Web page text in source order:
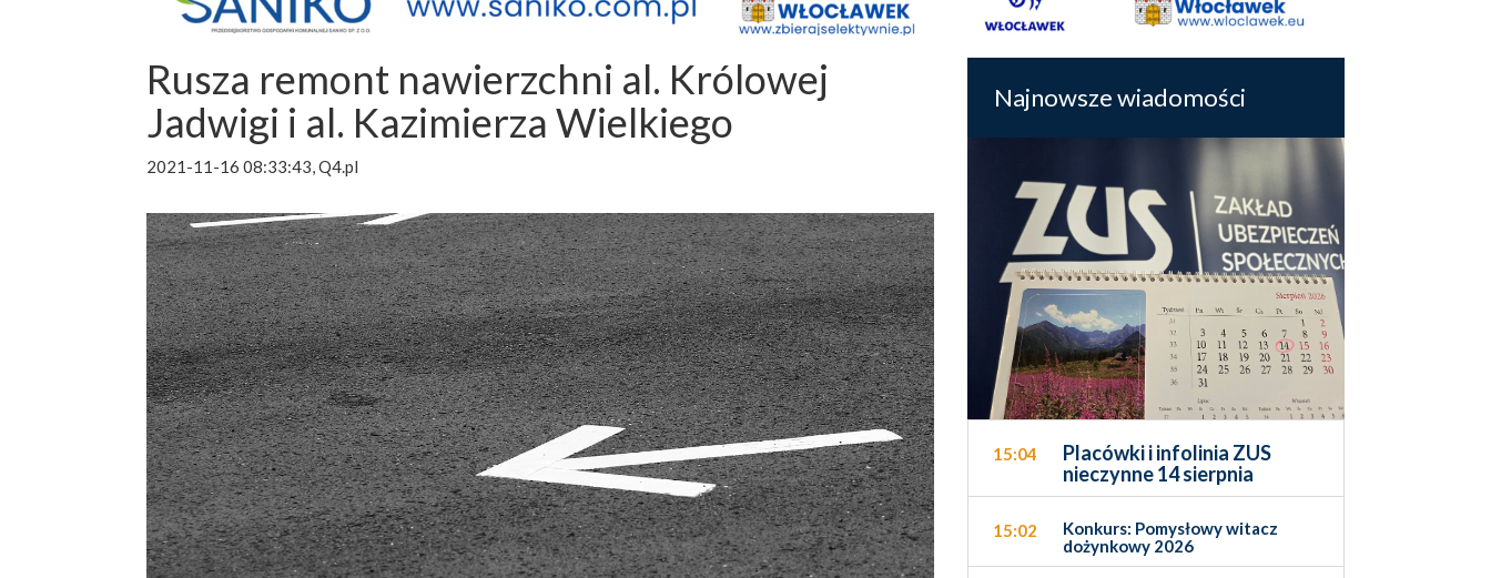
Rusza remont nawierzchni al. Królowej
Jadwigi i al. Kazimierza Wielkiego
2021-11-16 08:33:43, Q4.pl
Najnowsze wiadomości
15:04
Placówki i infolinia ZUS
nieczynne 14 sierpnia
15:02
Konkurs: Pomysłowy witacz
dożynkowy 2026